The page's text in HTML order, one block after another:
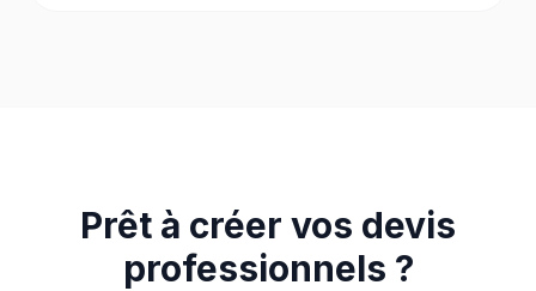
Prêt à créer vos devis
professionnels ?